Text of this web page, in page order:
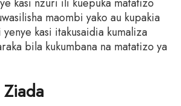
maombi yako au kupakia
kasi itakusaidia kumaliza
bila kukumbana na matatizo ya